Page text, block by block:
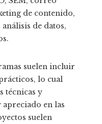
de contenido,
de datos,
suelen incluir
lo cual
técnicas y
apreciado en las
suelen